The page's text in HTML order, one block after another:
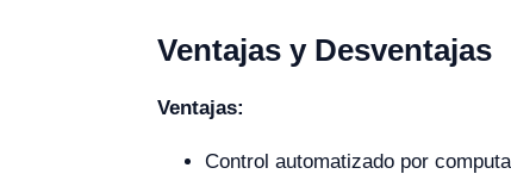
Ventajas y Desventajas
Ventajas:
Control automatizado por